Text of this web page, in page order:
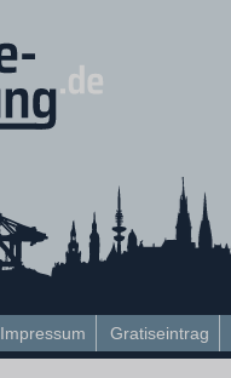
Impressum Gratiseintrag